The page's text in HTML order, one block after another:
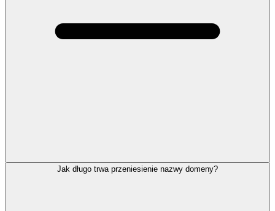
Jak długo trwa przeniesienie nazwy domeny?